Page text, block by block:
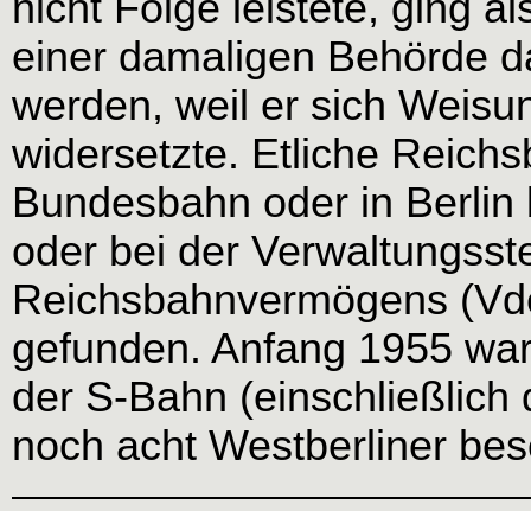
einer damaligen Behörde
werden, weil er sich
widersetzte. Etliche
Bundesbahn oder in
oder bei der
Reichsbahnvermögens
gefunden. Anfang 1955
der S-Bahn (einschließlich
noch acht Westberliner